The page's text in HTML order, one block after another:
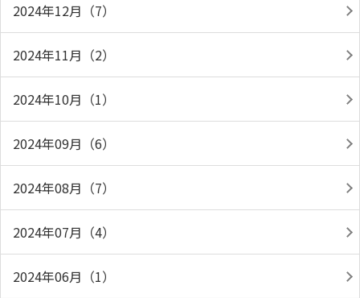
2024年12月（7）
2024年11月（2）
2024年10月（1）
2024年09月（6）
2024年08月（7）
2024年07月（4）
2024年06月（1）